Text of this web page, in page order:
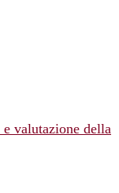
valutazione della